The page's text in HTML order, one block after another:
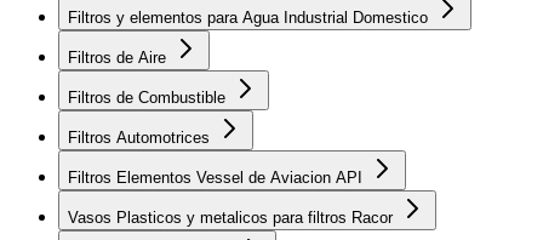
Filtros y elementos para Agua Industrial Domestico
Filtros de Aire
Filtros de Combustible
Filtros Automotrices
Filtros Elementos Vessel de Aviacion API
Vasos Plasticos y metalicos para filtros Racor